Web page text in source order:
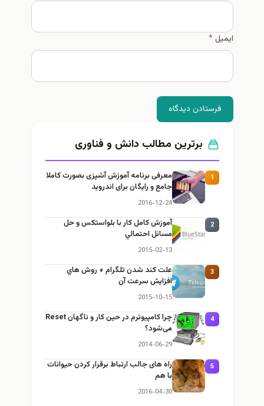
دیدگاه
برترین مطالب دانش و فناوری
معرفی برنامه آموزش آشپزی بصورت کاملا
جامع و رایگان برای اندروید
2016-12-24
آموزش كامل كار با بلواستكس و حل
مسائل احتمالي
علت كند شدن تلگرام + روش هاي
افزايش سرعت آن
2015-10-15
چرا كامپيوترم در حين كار و ناگهان Reset
می‌شود؟
2014-06-29
راه های جالب ارتباط برقرار کردن حیوانات
با هم
2016-04-30